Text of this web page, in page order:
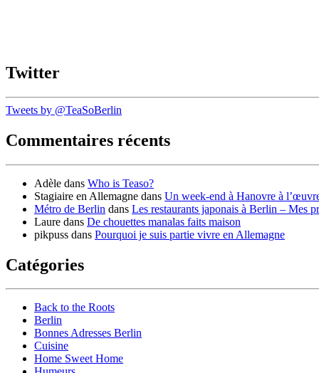
Twitter
Tweets by @TeaSoBerlin
Commentaires récents
Adèle dans Who is Teaso?
Stagiaire en Allemagne dans Un week-end à Hanovre à
Métro de Berlin dans Les restaurants japonais à Berlin – Mes
Laure dans De chouettes manalas faits maison
pikpuss dans Pourquoi je suis partie vivre en Allemagne
Catégories
Back to the Roots
Berlin
Bonnes Adresses Berlin
Cuisine
Home Sweet Home